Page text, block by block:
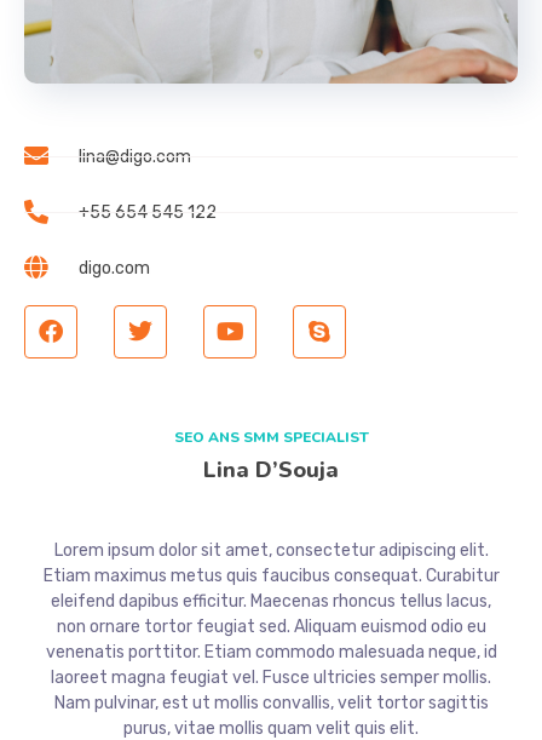
lina@digo.com
+55 654 545 122
digo.com
SEO ANS SMM SPECIALIST
Lina D’Souja
Lorem ipsum dolor sit amet, consectetur adipiscing elit.
Etiam maximus metus quis faucibus consequat. Curabitur
eleifend dapibus efficitur. Maecenas rhoncus tellus lacus,
non ornare tortor feugiat sed. Aliquam euismod odio eu
venenatis porttitor. Etiam commodo malesuada neque, id
laoreet magna feugiat vel. Fusce ultricies semper mollis.
Nam pulvinar, est ut mollis convallis, velit tortor sagittis
purus, vitae mollis quam velit quis elit.